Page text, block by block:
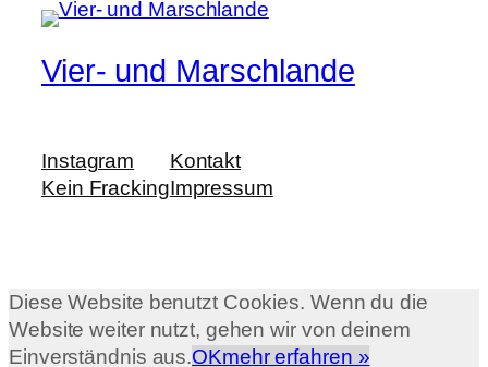
Vier- und Marschlande
Instagram
Kein Fracking
Kontakt
Impressum
Diese Website benutzt Cookies. Wenn du die
Website weiter nutzt, gehen wir von deinem
Einverständnis aus.OKmehr erfahren »